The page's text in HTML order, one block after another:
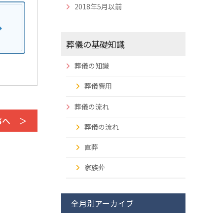
へ ＞
2018年5月以前
葬儀の基礎知識
葬儀の知識
葬儀費用
葬儀の流れ
葬儀の流れ
直葬
家族葬
全月別アーカイブ